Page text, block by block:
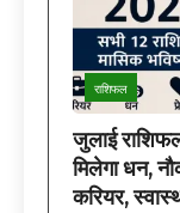
राशिफल
जुलाई
मिलेगा धन,
करियर,